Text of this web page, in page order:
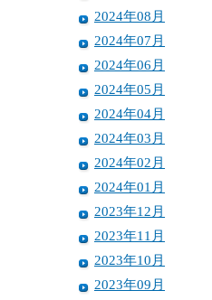
2024年08月
2024年07月
2024年06月
2024年05月
2024年04月
2024年03月
2024年02月
2024年01月
2023年12月
2023年11月
2023年10月
2023年09月